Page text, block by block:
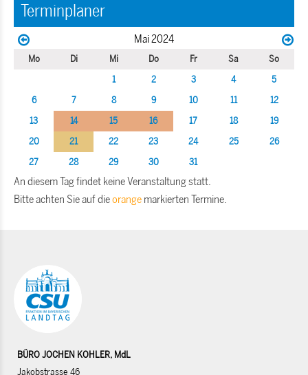
Terminplaner
Mai 2024
Mo Di Mi Do Fr Sa
So
1
2 3 4
5
6
7 8 9 10 11
12
13
14 15 16 17 18
19
20
21 22 23 24 25
26
27
28 29 30 31
An diesem Tag findet keine Veranstaltung statt.
Bitte achten Sie auf dieorange markierten Termine.
BÜRO JOCHEN KOHLER, MdL
Jakobstrasse 46